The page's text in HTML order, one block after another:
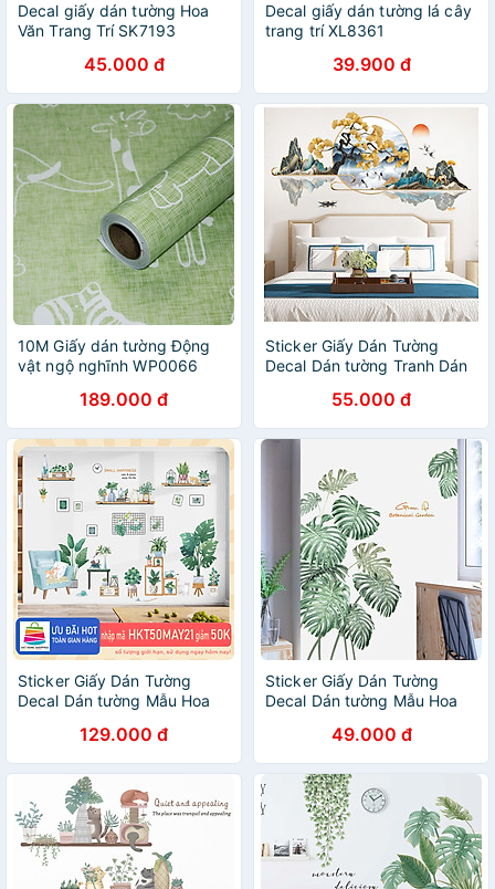
Decal giấy dán tường Hoa
Văn Trang Trí SK7193
45.000 đ
Decal giấy dán tường lá cây
trang trí XL8361
39.900 đ
10M Giấy dán tường Động
vật ngộ nghĩnh WP0066
189.000 đ
Sticker Giấy Dán Tường
Decal Dán tường Tranh Dán
55.000 đ
Sticker Giấy Dán Tường
Decal Dán tường Mẫu Hoa
129.000 đ
Sticker Giấy Dán Tường
Decal Dán tường Mẫu Hoa
49.000 đ